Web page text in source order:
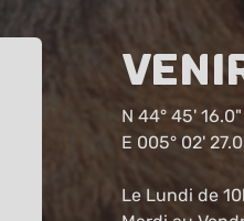
N 44° 45' 16.0"
E 005° 02'
Le Lundi de